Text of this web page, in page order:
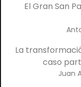
El Gran San
La
caso
Juan